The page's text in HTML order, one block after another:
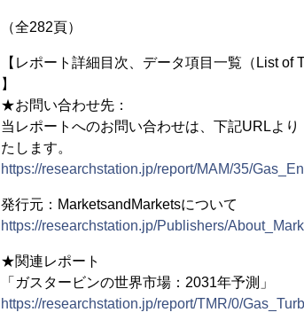
（全282頁）
【レポート詳細目次、データ項目一覧（List
】
★お問い合わせ先：
当レポートへのお問い合わせは、下記URLよ
たします。
https://researchstation.jp/report/MAM/35/
発行元：MarketsandMarketsについて
https://researchstation.jp/Publishers/
★関連レポート
「ガスタービンの世界市場：2031年予測」
https://researchstation.jp/report/TMR/0/